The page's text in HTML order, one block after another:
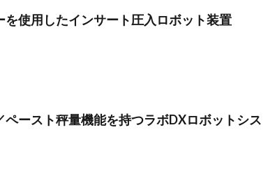
を使用したインサート圧入ロボット装置
ペースト秤量機能を持つラボDXロボットシス